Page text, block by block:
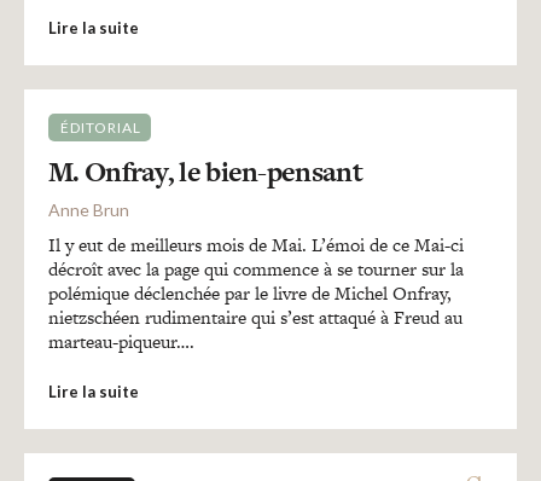
Lire la suite
ÉDITORIAL
M. Onfray, le bien-pensant
Anne Brun
Il y eut de meilleurs mois de Mai. L’émoi de ce Mai-ci
décroît avec la page qui commence à se tourner sur la
polémique déclenchée par le livre de Michel Onfray,
nietzschéen rudimentaire qui s’est attaqué à Freud au
marteau-piqueur….
Lire la suite